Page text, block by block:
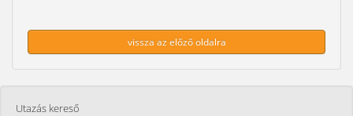
vissza az előző oldalra
Utazás kereső